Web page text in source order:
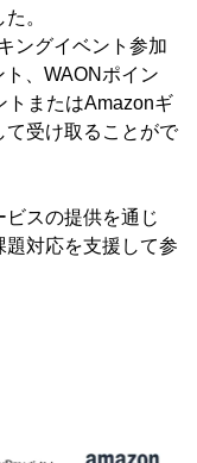
。
ングイベント参加
、WAONポイン
トまたはAmazonギ
て受け取ることがで
スの提供を通じ
対応を支援して参